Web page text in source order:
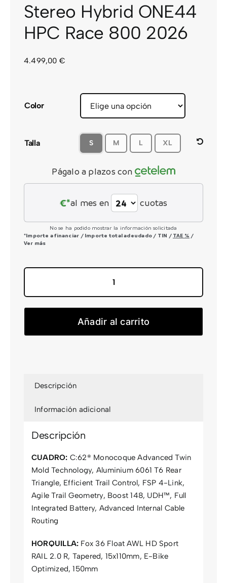
Stereo Hybrid ONE44
HPC Race 800 2026
4.499,00 €
Color
Talla S M L XL
Págalo a plazos con
€*al mes en cuotas
No se ha podido mostrar la información solicitada
*Importe a financiar / Importe total adeudado / TIN / TAE % /
Ver más
ONE44
Añadir al carrito
Descripción
Información adicional
Descripción
CUADRO: C:62® Monocoque Advanced Twin
Mold Technology, Aluminium 6061 T6 Rear
Triangle, Efficient Trail Control, FSP 4-Link,
Agile Trail Geometry, Boost 148, UDH™, Full
Integrated Battery, Advanced Internal Cable
Routing
HORQUILLA: Fox 36 Float AWL HD Sport
RAIL 2.0 R, Tapered, 15x110mm, E-Bike
Optimized, 150mm